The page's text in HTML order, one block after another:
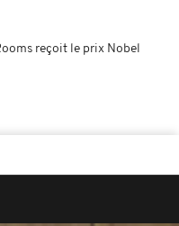
reçoit le prix Nobel